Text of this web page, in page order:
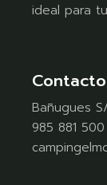
ideal para
Contacto
Bañugues
985 881 500